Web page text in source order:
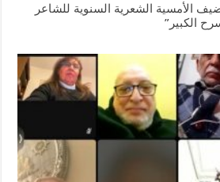
الأمسية الشعرية السنوية للشاعر
الكبير”